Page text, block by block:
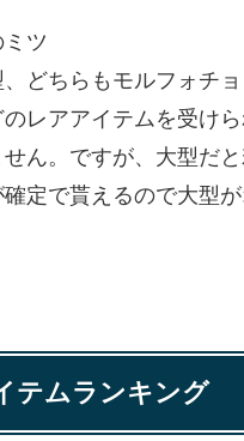
ツ
どちらもモルフォチ
のレアアイテムを受け
ん。ですが、大型だ
定で貰えるので大型
テムランキング